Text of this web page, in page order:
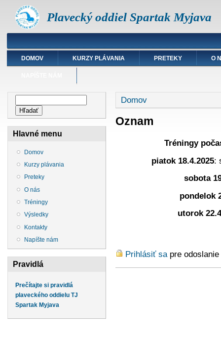
Plavecký oddiel Spartak Myjava
DOMOV KURZY PLÁVANIA PRETEKY O
Hlavné menu
Domov
Kurzy plávania
Preteky
O nás
Tréningy
Výsledky
Kontakty
Napíšte nám
Pravidlá
Prečítajte si pravidlá
plaveckého oddielu TJ
Spartak Myjava
Nachádzate sa tu
Domov
Oznam
Tréningy
piatok 18.4.2025:
sobota
pondelok
utorok
Prihlásiť sapre odoslanie